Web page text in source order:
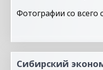
Фотографии со всего
Сибирский